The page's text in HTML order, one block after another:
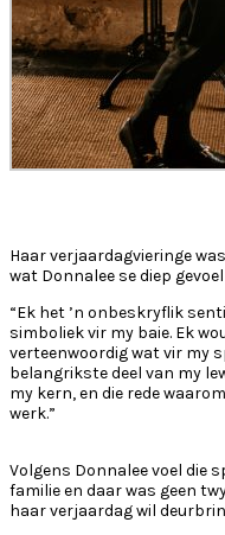
Haar verjaardagvieringe
wat Donnalee se diep
“Ek het ’n onbeskryflik
simboliek vir my baie. Ek
verteenwoordig wat vir my
belangrikste deel van my
my kern, en die rede
werk.”
Volgens Donnalee voel die
familie en daar was geen
haar verjaardag wil